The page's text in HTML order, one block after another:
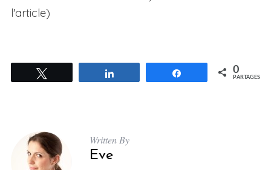
l'article)
Partagez 0
PARTAGES
Written By
Eve